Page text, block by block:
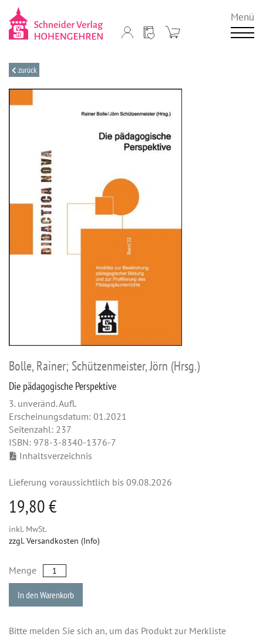
Menü
zurück
Bolle, Rainer; Schützenmeister, Jörn (Hrsg.)
Die pädagogische Perspektive
3. unveränd. Aufl.
Erscheinungsdatum: 01.2021
Seitenzahl: 237
ISBN: 978-3-8340-1376-7
Inhaltsverzeichnis
Lieferung voraussichtlich bis 09.08.2026
19,80 €
inkl. MwSt.
zzgl. Versandkosten (Info)
Menge
In den Warenkorb
Bitte melden Sie sich an, um das Produkt zur Merkliste